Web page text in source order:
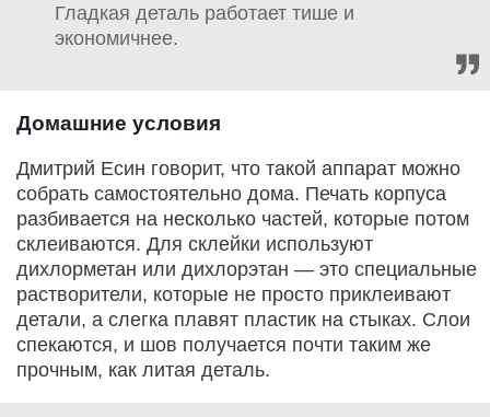
Гладкая деталь работает тише и
экономичнее.
Домашние условия
Дмитрий Есин говорит, что такой аппарат можно
собрать самостоятельно дома. Печать корпуса
разбивается на несколько частей, которые потом
склеиваются. Для склейки используют
дихлорметан или дихлорэтан — это специальные
растворители, которые не просто приклеивают
детали, а слегка плавят пластик на стыках. Слои
спекаются, и шов получается почти таким же
прочным, как литая деталь.